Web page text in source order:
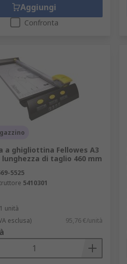
Aggiungi
Confronta
a ghigliottina Fellowes A3
di taglio 460 mm
5525
5410301
unità
esclusa) 95,76 €/unità